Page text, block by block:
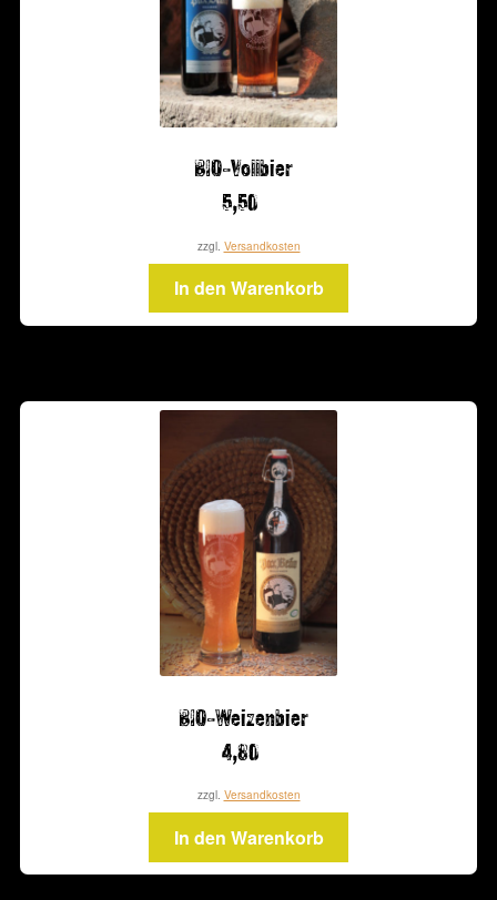
BIO-Vollbier
5,50
zzgl. Versandkosten
In den Warenkorb
BIO-Weizenbier
4,80
zzgl. Versandkosten
In den Warenkorb